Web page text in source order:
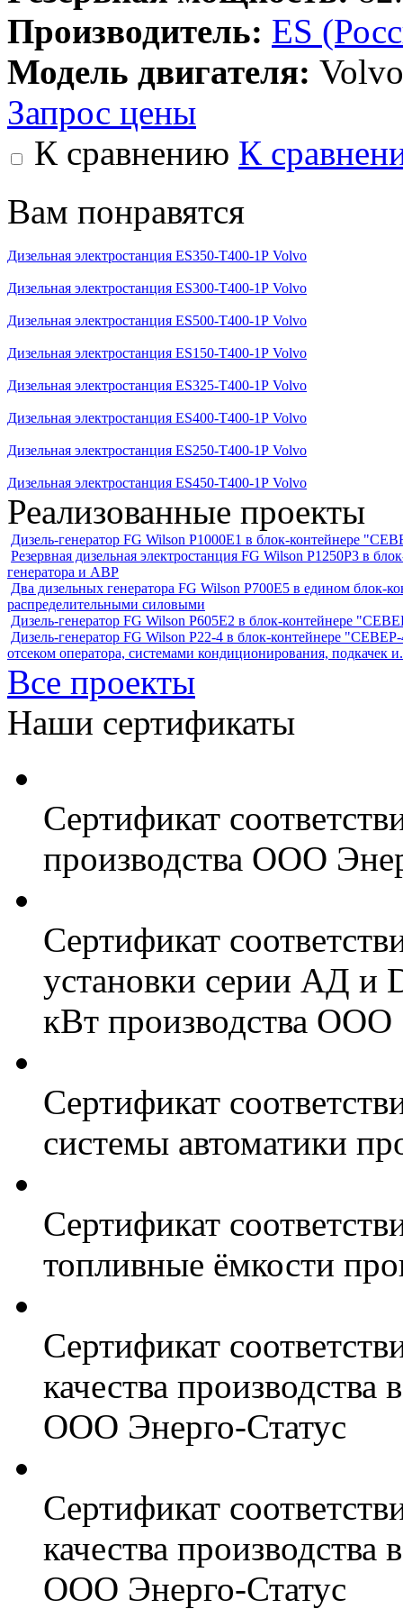
Производитель: ES
Модель двигателя:
Запрос цены
К сравнению К
Вам понравятся
Дизельная электростанция ES350-Т400-1Р Volvo
Дизельная электростанция ES300-Т400-1Р Volvo
Дизельная электростанция ES500-Т400-1Р Volvo
Дизельная электростанция ES150-Т400-1Р Volvo
Дизельная электростанция ES325-Т400-1Р Volvo
Дизельная электростанция ES400-Т400-1Р Volvo
Дизельная электростанция ES250-Т400-1Р Volvo
Дизельная электростанция ES450-Т400-1Р Volvo
Реализованные проекты
Дизель-генератор FG Wilson P1000E1 в блок-контейнере
Резервная дизельная электростанция FG Wilson P1250Р3 в
генератора и АВР
Два дизельных генератора FG Wilson P700E5 в едином
распределительными силовыми
Дизель-генератор FG Wilson P605Е2 в блок-контейнере
Дизель-генератор FG Wilson P22-4 в блок-контейнере
отсеком оператора, системами кондиционирования, подкачек
Все проекты
Наши сертификаты
Сертификат
производства ООО
Сертификат
установки серии АД и
кВт производства ООО
Сертификат
системы автоматики
Сертификат
топливные ёмкости
Сертификат
качества
ООО Энерго-Статус
Сертификат
качества
ООО Энерго-Статус